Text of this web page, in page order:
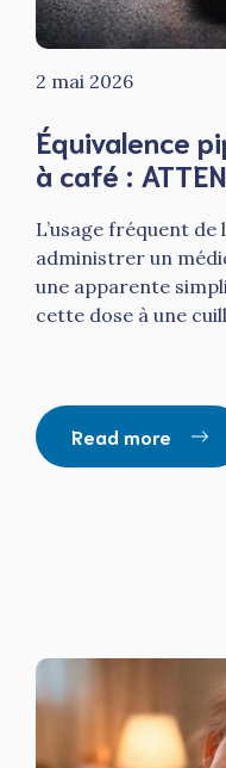
2 mai 2026
Équivalence
à café :
L’usage fréquent
administrer un
une apparente
cette dose à une
Read more